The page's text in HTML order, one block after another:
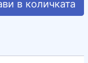
в количката